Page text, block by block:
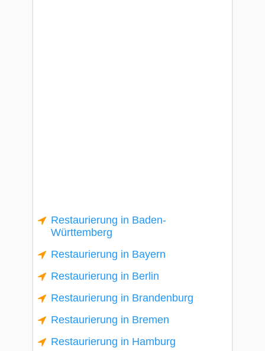
Restaurierung in Baden-
Württemberg
Restaurierung in Bayern
Restaurierung in Berlin
Restaurierung in Brandenburg
Restaurierung in Bremen
Restaurierung in Hamburg